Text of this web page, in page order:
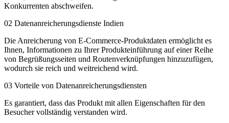
Konkurrenten abschweifen.
02 Datenanreicherungsdienste Indien
Die Anreicherung von E-Commerce-Produktdaten ermöglicht es
Ihnen, Informationen zu Ihrer Produkteinführung auf einer Reihe
von Begrüßungsseiten und Routenverknüpfungen hinzuzufügen,
wodurch sie reich und weitreichend wird.
03 Vorteile von Datenanreicherungsdiensten
Es garantiert, dass das Produkt mit allen Eigenschaften für den
Besucher vollständig verstanden wird.